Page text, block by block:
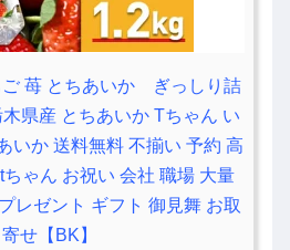
ご 苺 とちあいか ぎっしり詰
県産 とちあいか Tちゃん い
いか 送料無料 不揃い 予約 高
ゃん お祝い 会社 職場 大量
レゼント ギフト 御見舞 お取
寄せ【BK】